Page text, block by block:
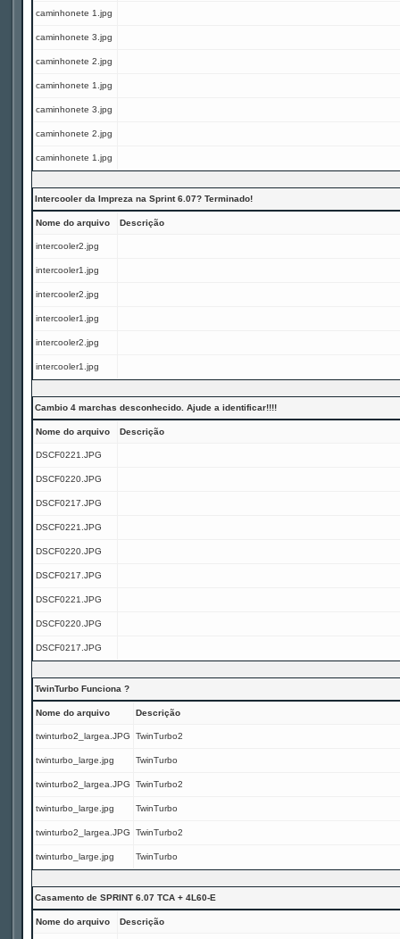
caminhonete 1.jpg
caminhonete 3.jpg
caminhonete 2.jpg
caminhonete 1.jpg
caminhonete 3.jpg
caminhonete 2.jpg
caminhonete 1.jpg
Intercooler da Impreza na Sprint 6.07? Terminado!
Nome do arquivo Descrição
intercooler2.jpg
intercooler1.jpg
intercooler2.jpg
intercooler1.jpg
intercooler2.jpg
intercooler1.jpg
Cambio 4 marchas desconhecido. Ajude a identificar!!!!
Nome do arquivo Descrição
DSCF0221.JPG
DSCF0220.JPG
DSCF0217.JPG
DSCF0221.JPG
DSCF0220.JPG
DSCF0217.JPG
DSCF0221.JPG
DSCF0220.JPG
DSCF0217.JPG
TwinTurbo Funciona ?
Nome do arquivo Descrição
twinturbo2_largea.JPG TwinTurbo2
twinturbo_large.jpg TwinTurbo
twinturbo2_largea.JPG TwinTurbo2
twinturbo_large.jpg TwinTurbo
twinturbo2_largea.JPG TwinTurbo2
twinturbo_large.jpg TwinTurbo
Casamento de SPRINT 6.07 TCA + 4L60-E
Nome do arquivo Descrição